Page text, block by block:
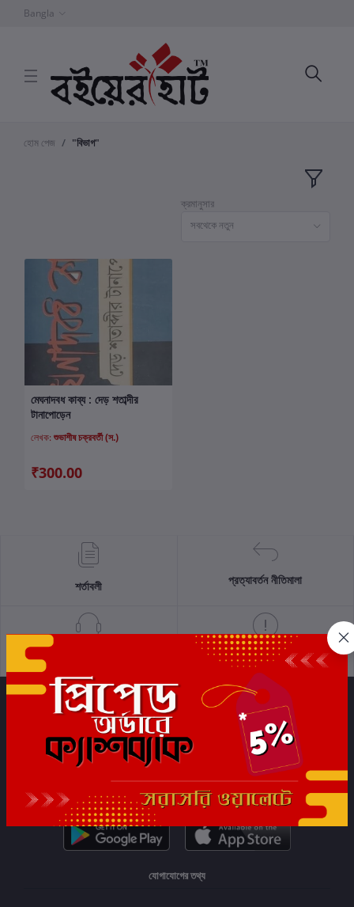
Bangla
হোম পেজ "বিভাগ"
ক্রমানুসার
সবথেকে নতুন
কার্টে যোগ করুন
মেঘনাদবধ কাব্য : দেড় শতাব্দীর
টানাপোড়েন
লেখক: শুভাশীষ চক্রবর্তী (স.)
₹300.00
শর্তাবলী প্রত্যাবর্তন নীতিমালা
গোপনীয়তা নীতি
সাবস্ক্রাইব
যোগাযোগের তথ্য